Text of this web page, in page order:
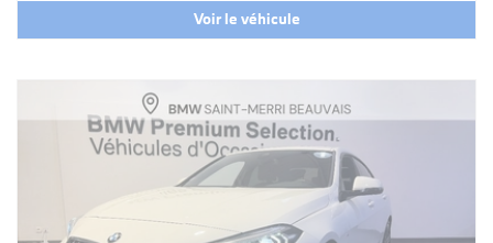
Voir le véhicule